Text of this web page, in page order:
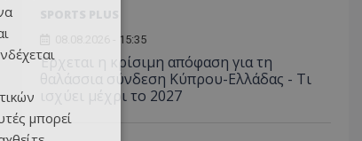
08.08.2026 - 15:35
Έρχεται η κρίσιμη απόφαση για τη
θαλάσσια σύνδεση Κύπρου-Ελλάδας - Τι
ισχύει μέχρι το 2027
μπορεί